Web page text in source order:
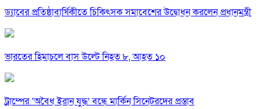
ড্যাবের প্রতিষ্ঠাবার্ষিকীতে চিকিৎসক সমাবেশের উদ্বোধন করলেন প্রধানমন্ত্রী
ভারতের হিমাচলে বাস উল্টে নিহত ৮, আহত ১০
ট্রাম্পের ‘অবৈধ ইরান যুদ্ধ’ বন্ধে মার্কিন সিনেটরদের প্রস্তাব